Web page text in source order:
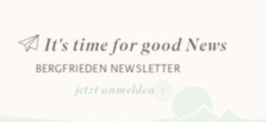
It's time for good News
BERGFRIEDEN NEWSLETTER
jetzt anmelden